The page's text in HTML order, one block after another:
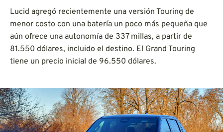
Lucid agregó recientemente una versión Touring de
menor costo con una batería un poco más pequeña que
aún ofrece una autonomía de 337 millas, a partir de
81.550 dólares, incluido el destino. El Grand Touring
tiene un precio inicial de 96.550 dólares.